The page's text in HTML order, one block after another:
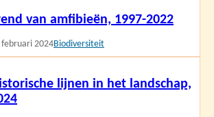
van amfibieën, 1997-2022
februari 2024Biodiversiteit
lijnen in het landschap,